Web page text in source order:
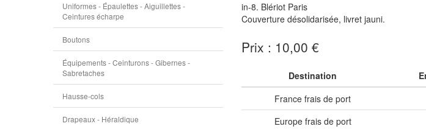
Uniformes - Épaulettes - Aiguillettes -
Ceintures écharpe
Boutons
Équipements - Ceinturons - Gibernes -
Sabretaches
Hausse-cols
Drapeaux - Héraldique
in-8. Blériot Paris
Couverture désolidarisée, livret jauni.
Prix : 10,00 €
Destination
France frais de port
Europe frais de port